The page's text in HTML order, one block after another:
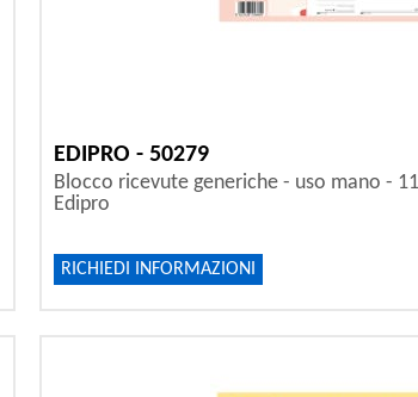
EDIPRO - 50279
Blocco ricevute generiche - uso mano -
Edipro
RICHIEDI INFORMAZIONI